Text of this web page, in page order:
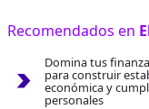
Recomendados en
Domina tus
para construir
económica y
personales